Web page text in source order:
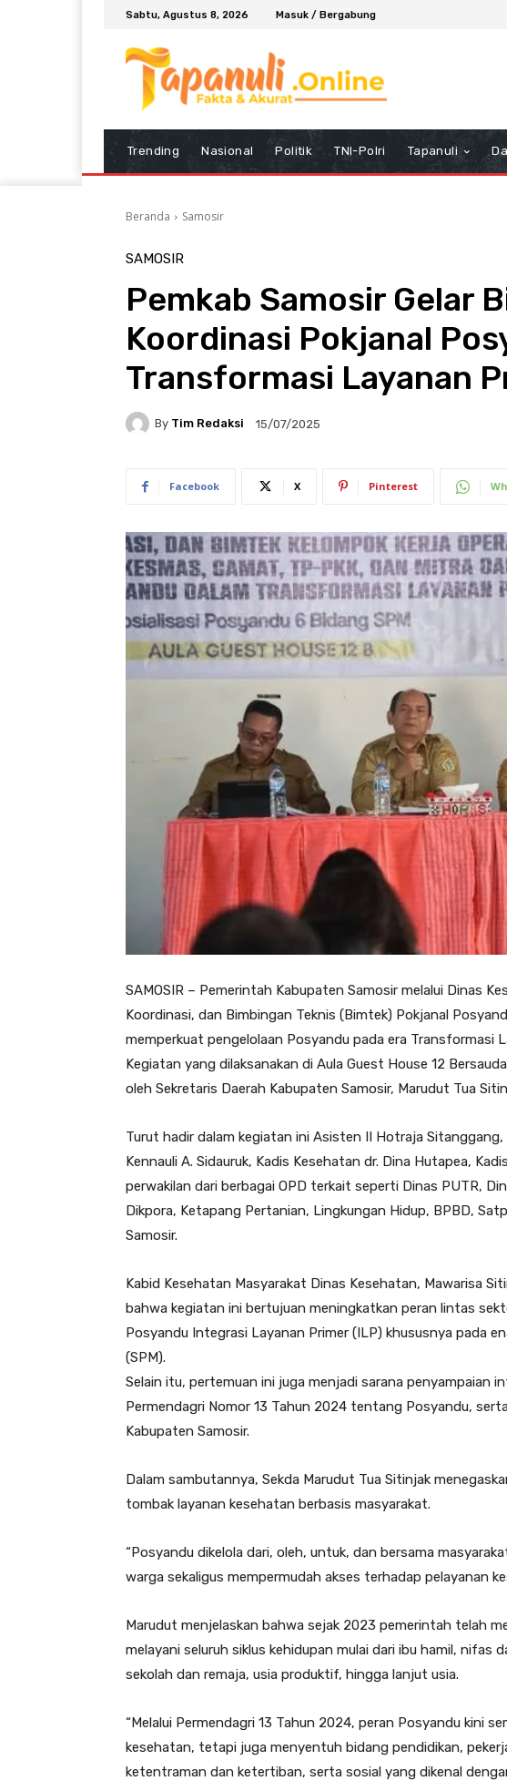
Sabtu, Agustus 8, 2026 Masuk / Bergabung
Trending Nasional Politik TNI-Polri Tapanuli
Beranda Samosir
SAMOSIR
Pemkab Samosir Gelar
Koordinasi Pokjanal
Transformasi Layanan
By Tim Redaksi 15/07/2025
Facebook X Pinterest
SAMOSIR – Pemerintah Kabupaten Samosir melalui Dinas
Koordinasi, dan Bimbingan Teknis (Bimtek) Pokjanal
memperkuat pengelolaan Posyandu pada era Transformasi
Kegiatan yang dilaksanakan di Aula Guest House 12
oleh Sekretaris Daerah Kabupaten Samosir, Marudut Tua
Turut hadir dalam kegiatan ini Asisten II Hotraja Sitanggang,
Kennauli A. Sidauruk, Kadis Kesehatan dr. Dina Hutapea,
perwakilan dari berbagai OPD terkait seperti Dinas PUTR,
Dikpora, Ketapang Pertanian, Lingkungan Hidup, BPBD,
Samosir.
Kabid Kesehatan Masyarakat Dinas Kesehatan, Mawarisa
bahwa kegiatan ini bertujuan meningkatkan peran lintas
Posyandu Integrasi Layanan Primer (ILP) khususnya pada
(SPM).
Selain itu, pertemuan ini juga menjadi sarana penyampaian
Permendagri Nomor 13 Tahun 2024 tentang Posyandu,
Kabupaten Samosir.
Dalam sambutannya, Sekda Marudut Tua Sitinjak
tombak layanan kesehatan berbasis masyarakat.
“Posyandu dikelola dari, oleh, untuk, dan bersama
warga sekaligus mempermudah akses terhadap pelayanan
Marudut menjelaskan bahwa sejak 2023 pemerintah telah
melayani seluruh siklus kehidupan mulai dari ibu hamil, nifas
sekolah dan remaja, usia produktif, hingga lanjut usia.
“Melalui Permendagri 13 Tahun 2024, peran Posyandu kini
kesehatan, tetapi juga menyentuh bidang pendidikan,
ketentraman dan ketertiban, serta sosial yang dikenal